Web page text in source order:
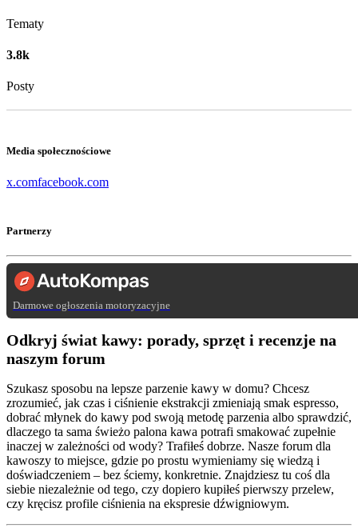
Tematy
3.8k
Posty
Media społecznościowe
x.comfacebook.com
Partnerzy
Darmowe ogłoszenia motoryzacyjne
Odkryj świat kawy: porady, sprzęt i recenzje na
naszym forum
Szukasz sposobu na lepsze parzenie kawy w domu? Chcesz
zrozumieć, jak czas i ciśnienie ekstrakcji zmieniają smak espresso,
dobrać młynek do kawy pod swoją metodę parzenia albo sprawdzić,
dlaczego ta sama świeżo palona kawa potrafi smakować zupełnie
inaczej w zależności od wody? Trafiłeś dobrze. Nasze forum dla
kawoszy to miejsce, gdzie po prostu wymieniamy się wiedzą i
doświadczeniem – bez ściemy, konkretnie. Znajdziesz tu coś dla
siebie niezależnie od tego, czy dopiero kupiłeś pierwszy przelew,
czy kręcisz profile ciśnienia na ekspresie dźwigniowym.